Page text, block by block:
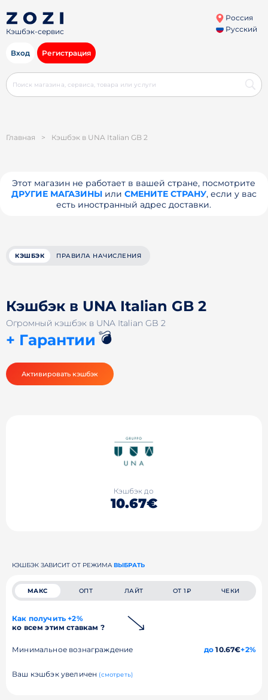
Кэшбэк-сервис
Россия
Русский
Вход Регистрация
Главная > Кэшбэк в UNA Italian GB 2
Этот магазин не работает в вашей стране, посмотрите
ДРУГИЕ МАГАЗИНЫили СМЕНИТЕ СТРАНУ, если у вас
есть иностранный адрес доставки.
КЭШБЭК ПРАВИЛА НАЧИСЛЕНИЯ
Кэшбэк в UNA Italian GB 2
Огромный кэшбэк в UNA Italian GB 2
+ Гарантии 💣
Активировать кэшбэк
Кэшбэк до
10.67€
КЭШБЭК ЗАВИСИТ ОТ РЕЖИМА ВЫБРАТЬ
МАКС ОПТ ЛАЙТ ОТ 1₽ ЧЕКИ
Как получить +2%
ко всем этим ставкам ?
Минимальное вознаграждение до 10.67€+2%
Ваш кэшбэк увеличен (смотреть)